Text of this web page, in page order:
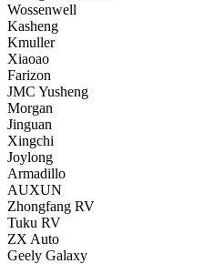
Wossenwell
Kasheng
Kmuller
Xiaoao
Farizon
JMC Yusheng
Morgan
Jinguan
Xingchi
Joylong
Armadillo
AUXUN
Zhongfang RV
Tuku RV
ZX Auto
Geely Galaxy